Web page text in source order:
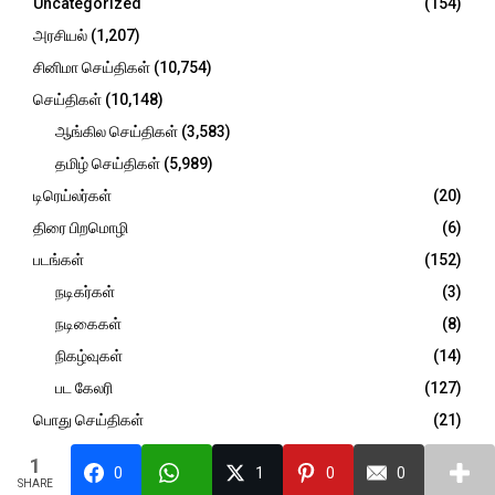
:
அரசியல் (1,207)
சினிமா செய்திகள் (10,754)
செய்திகள் (10,148)
ஆங்கில செய்திகள் (3,583)
தமிழ் செய்திகள் (5,989)
டிரெய்லர்கள்
(20)
திரை பிறமொழி
(6)
படங்கள்
(152)
நடிகர்கள்
(3)
நடிகைகள்
(8)
நிகழ்வுகள்
(14)
பட கேலரி
(127)
பொது செய்திகள்
(21)
விமர்சனம்
(947)
1
SHARE
0 1 0 0